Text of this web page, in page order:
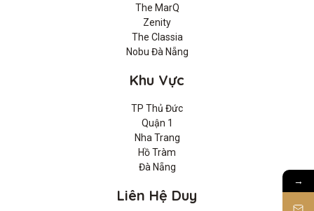
The MarQ
Zenity
The Classia
Nobu Đà Nẵng
Khu Vực
TP Thủ Đức
Quận 1
Nha Trang
Hồ Tràm
Đà Nẵng
Liên Hệ Duy
→